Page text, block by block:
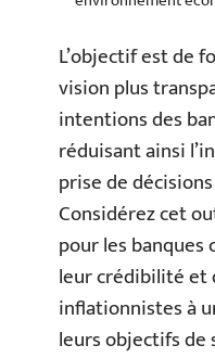
L’objectif est de
vision plus
intentions des
réduisant ainsi
prise de
Considérez cet
pour les
leur crédibilité et
inflationnistes à
leurs objectifs